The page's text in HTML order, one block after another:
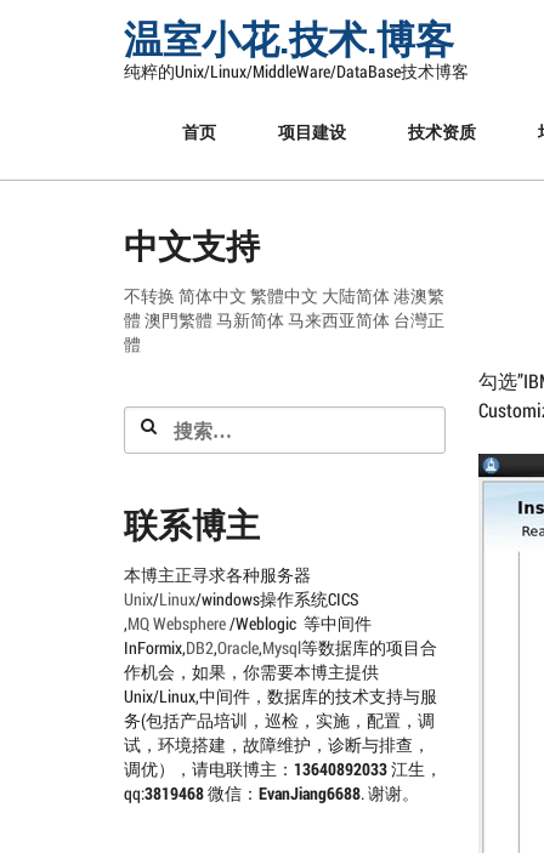
温室小花.技术.博客
纯粹的Unix/Linux/MiddleWare/DataBase技术博客
首页 项目建设 技术资质
勾选
中文支持
不转换 简体中文 繁體中文 大陆简体港澳繁
體 澳門繁體 马新简体马来西亚简体 台灣正
體
搜
索：
联系博主
本博主正寻求各种服务器
Unix/Linux/windows操作系统CICS
,MQWebsphere/Weblogic 等中间件
InFormix,DB2,Oracle,Mysql等数据库的项目合
作机会，如果，你需要本博主提供
Unix/Linux,中间件，数据库的技术支持与服
务(包括产品培训，巡检，实施，配置，调
试，环境搭建，故障维护，诊断与排查，
调优），请电联博主： 13640892033江生，
qq:3819468微信： EvanJiang6688. 谢谢。